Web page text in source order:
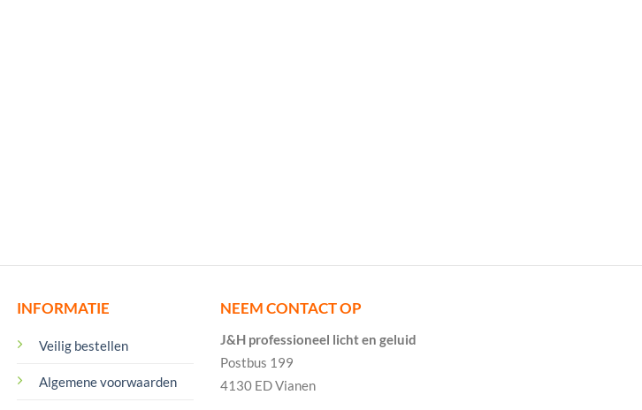
INFORMATIE
Veilig bestellen
Algemene voorwaarden
NEEM CONTACT OP
J&H professioneel licht en geluid
Postbus 199
4130 ED Vianen